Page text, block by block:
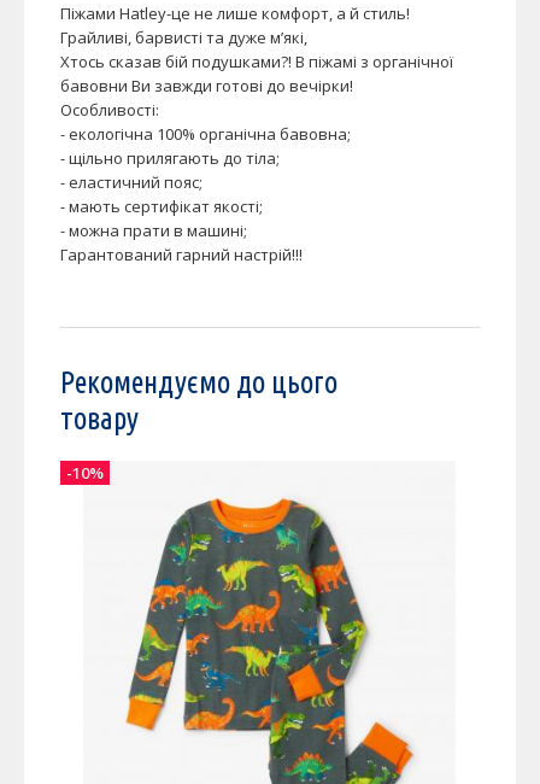
Піжами Hatley-це не лише комфорт, а й стиль!
Грайливі, барвисті та дуже м’які,
Хтось сказав бій подушками?! В піжамі з органічної
бавовни Ви завжди готові до вечірки!
Особливості:
- екологічна 100% органічна бавовна;
- щільно прилягають до тіла;
- еластичний пояс;
- мають сертифікат якості;
- можна прати в машині;
Гарантований гарний настрій!!!
Рекомендуємо до цього
товару
-10%